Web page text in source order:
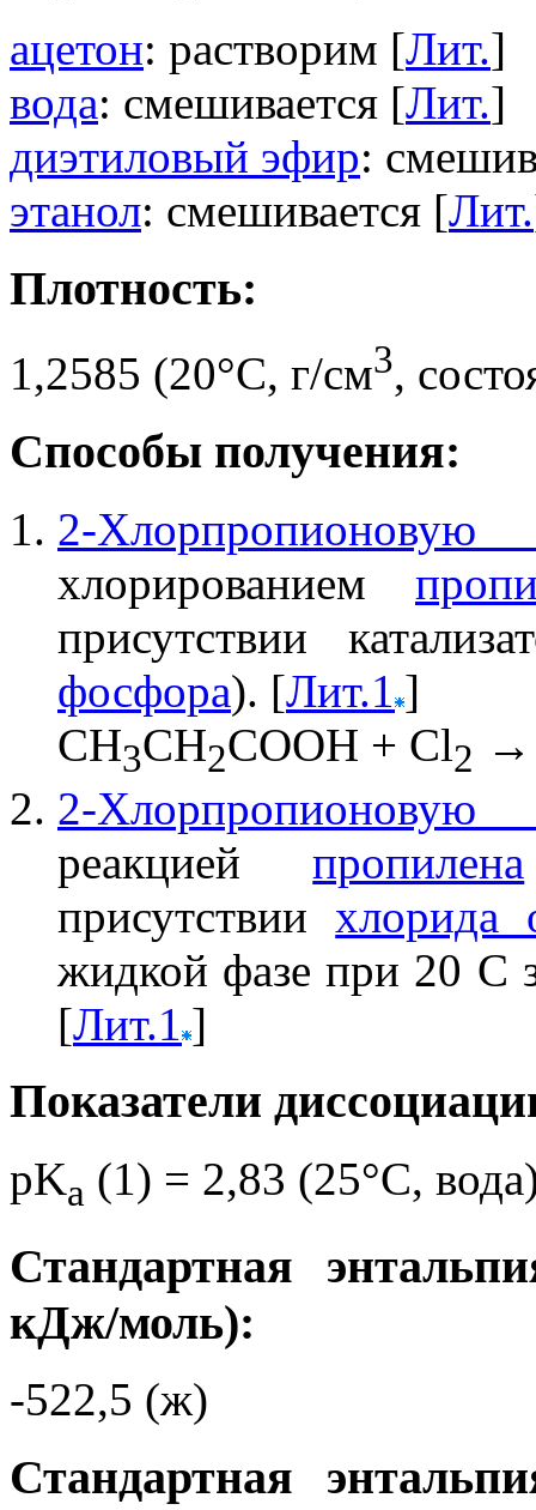
ацетон: растворим [Лит.]
вода: смешивается [Лит.]
диэтиловый эфир:
этанол: смешивается [Лит.
Плотность:
1,2585 (20°C, г/см3,
Способы получения:
2-
хлорированием
присутствии
фосфора). [Лит.1 ]
CH3CH2COOH + Cl2 →
2-Хлорпропионовую
реакциейпропилена
присутствии хлорида
жидкой фазе при 20 С
[Лит.1 ]
Показатели
pKa (1) = 2,83 (25°C,
Стандартная
кДж/моль):
-522,5 (ж)
Стандартная